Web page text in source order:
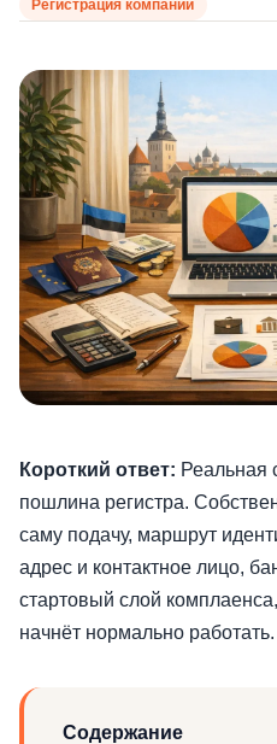
Регистрация компании
Короткий ответ: Реальная
пошлина регистра.
саму подачу, маршрут
адрес и контактное лицо,
стартовый слой
начнёт нормально работать.
Содержание